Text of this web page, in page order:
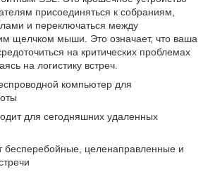
присоединяться к собраниям,
и переключаться между
щелчком мыши. Это означает, что ваша
на критических проблемах
на логистику встреч.
компьютер для
для сегодняшних удаленных
бесперебойные, целенаправленные и